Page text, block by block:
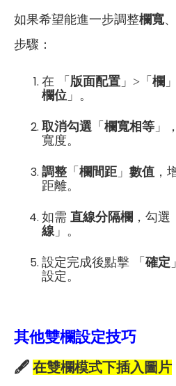
如果希望能進一步調整欄寬、
步驟：
在 「 版面配置 」>「 欄
欄位 」。
取消勾選 「 欄寬相等 」
寬度。
調整 「 欄間距 」 數值 ，
距離。
如需 直線分隔欄 ，勾選
線」。
設定完成後點擊 「確定
設定。
其他雙欄設定技巧
🖋 在雙欄模式下插入圖片